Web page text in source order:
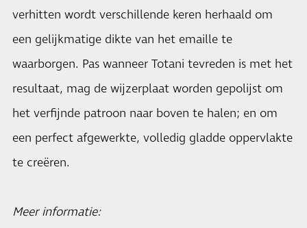
verhitten wordt verschillende keren herhaald om
een gelijkmatige dikte van het emaille te
waarborgen. Pas wanneer Totani tevreden is met het
resultaat, mag de wijzerplaat worden gepolijst om
het verfijnde patroon naar boven te halen; en om
een perfect afgewerkte, volledig gladde oppervlakte
te creëren.
Meer informatie: